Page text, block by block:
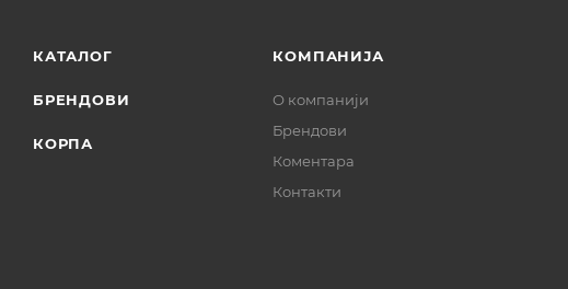
КАТАЛОГ
БРЕНДОВИ
КОРПА
КОМПАНИЈА
О компанији
Брендови
Коментара
Контакти